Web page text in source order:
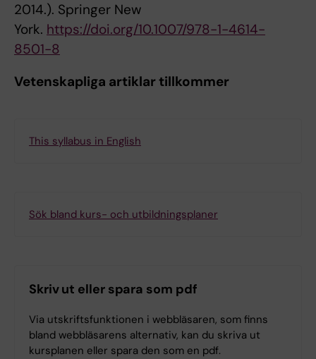
2014.). Springer New
York. https://doi.org/10.1007/978-1-4614-
8501-8
Vetenskapliga artiklar tillkommer
This syllabus in English
Sök bland kurs- och utbildningsplaner
Skriv ut eller spara som pdf
Via utskriftsfunktionen i webbläsaren, som finns
bland webbläsarens alternativ, kan du skriva ut
kursplanen eller spara den som en pdf.